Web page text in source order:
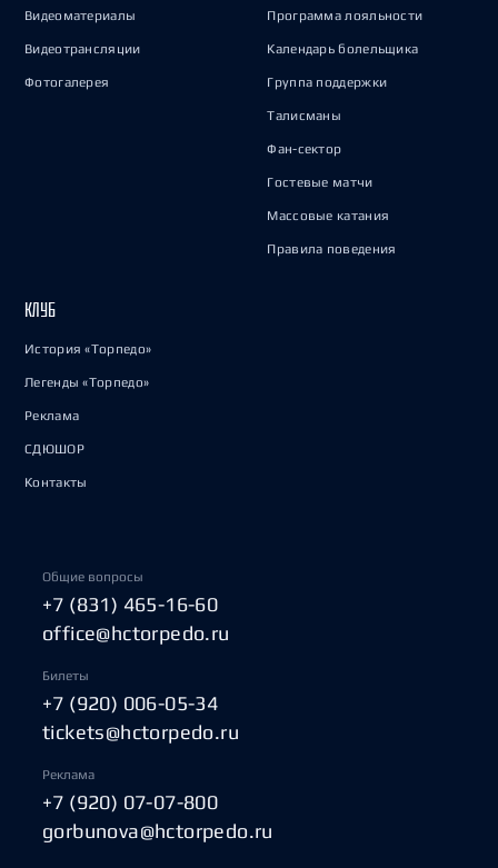
Видеоматериалы
Видеотрансляции
Фотогалерея
Программа лояльности
Календарь болельщика
Группа поддержки
Талисманы
Фан-сектор
Гостевые матчи
Массовые катания
Правила поведения
КЛУБ
История «Торпедо»
Легенды «Торпедо»
Реклама
СДЮШОР
Контакты
Общие вопросы
+7 (831) 465-16-60
office@hctorpedo.ru
Билеты
+7 (920) 006-05-34
tickets@hctorpedo.ru
Реклама
+7 (920) 07-07-800
gorbunova@hctorpedo.ru